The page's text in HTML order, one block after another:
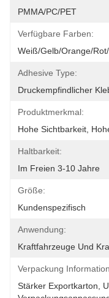
PMMA/PC/PET
Verfügbare Farben:
Weiß/Gelb/Orange/
Adhesive Type:
Druckempfindlicher
Produktmerkmal:
Hohe Sichtbarkeit,
Haltbarkeit:
Im Freien 3-10 Jahre
Größe:
Kundenspezifisch
Anwendung:
Kraftfahrzeuge Und
Verpackung
Stärker Exportkarton,